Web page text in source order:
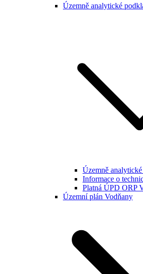
Územně analytické
Územně
Informace o
Platná ÚPD ORP
Územní plán Vodňany